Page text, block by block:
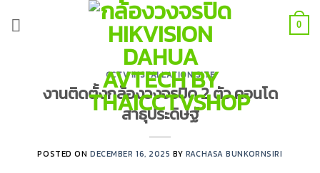
0
CCTV INSTALLATION SITE
งานติดตั้งกล้องวงจรปิด 2 ตัว คอนโด
สาธุประดิษฐ์
POSTED ONDECEMBER 16, 2025 BY RACHASA BUNKORNSIRI